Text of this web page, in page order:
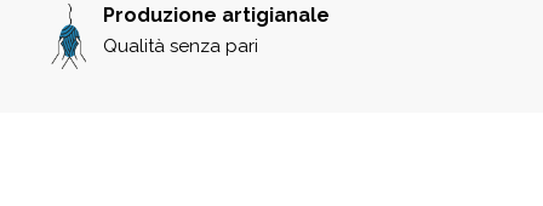
Produzione artigianale
Qualità senza pari